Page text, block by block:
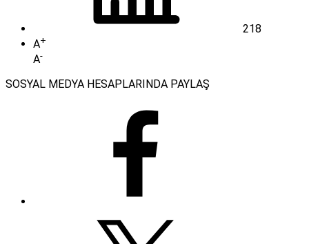
218
A+
A-
SOSYAL MEDYA HESAPLARINDA PAYLAŞ